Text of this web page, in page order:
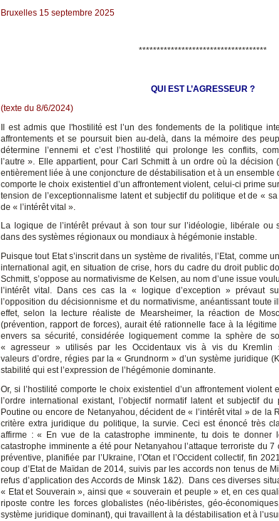
Bruxelles 15 septembre 2025
************************************
QUI EST L’AGRESSEUR ?
(texte du 8/6/2024)
Il est admis que l'hostilité est l’un des fondements de la politique
affrontements et se poursuit bien au-delà, dans la mémoire des
détermine l’ennemi et c’est l’hostilité qui prolonge les conflits,
l’autre ». Elle appartient, pour Carl Schmitt à un ordre où la décision
entièrement liée à une conjoncture de déstabilisation et à un ensemble
comporte le choix existentiel d’un affrontement violent, celui-ci prime
tension de l’exceptionnalisme latent et subjectif du politique et de «
de « l’intérêt vital ».
La logique de l’intérêt prévaut à son tour sur l’idéologie, libérale ou
dans des systèmes régionaux ou mondiaux à hégémonie instable.
Puisque tout Etat s’inscrit dans un système de rivalités, l’Etat, comme
international agit, en situation de crise, hors du cadre du droit public
Schmitt, s’oppose au normativisme de Kelsen, au nom d’une issue
l’intérêt vital. Dans ces cas la « logique d’exception » prévaut
l’opposition du décisionnisme et du normativisme, anéantissant
effet, selon la lecture réaliste de Mearsheimer, la réaction de
(prévention, rapport de forces), aurait été rationnelle face à la
envers sa sécurité, considérée logiquement comme la sphère de
« agresseur » utilisés par les Occidentaux vis à vis du Kremlin
valeurs d’ordre, régies par la « Grundnorm » d’un système juridique
stabilité qui est l’expression de l’hégémonie dominante.
Or, si l’hostilité comporte le choix existentiel d’un affrontement violent
l’ordre international existant, l’objectif normatif latent et subjectif
Poutine ou encore de Netanyahou, décident de « l’intérêt vital » de la
critère extra juridique du politique, la survie. Ceci est énoncé très
affirme : « En vue de la catastrophe imminente, tu dois te donner
catastrophe imminente a été pour Netanyahou l’attaque terroriste du 7
préventive, planifiée par l’Ukraine, l’Otan et l’Occident collectif, fin
coup d’Etat de Maïdan de 2014, suivis par les accords non tenus de
refus d’application des Accords de Minsk 1&2). Dans ces diverses
« Etat et Souverain », ainsi que « souverain et peuple » et, en ces
riposte contre les forces globalistes (néo-libéristes, géo-
système juridique dominant), qui travaillent à la déstabilisation et à